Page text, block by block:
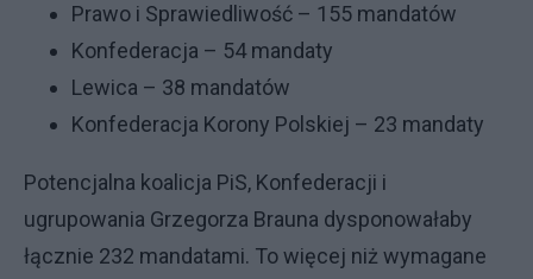
Prawo i Sprawiedliwość – 155 mandatów
Konfederacja – 54 mandaty
Lewica – 38 mandatów
Konfederacja Korony Polskiej – 23 mandaty
Potencjalna koalicja PiS, Konfederacji i
ugrupowania Grzegorza Brauna dysponowałaby
łącznie 232 mandatami. To więcej niż wymagane